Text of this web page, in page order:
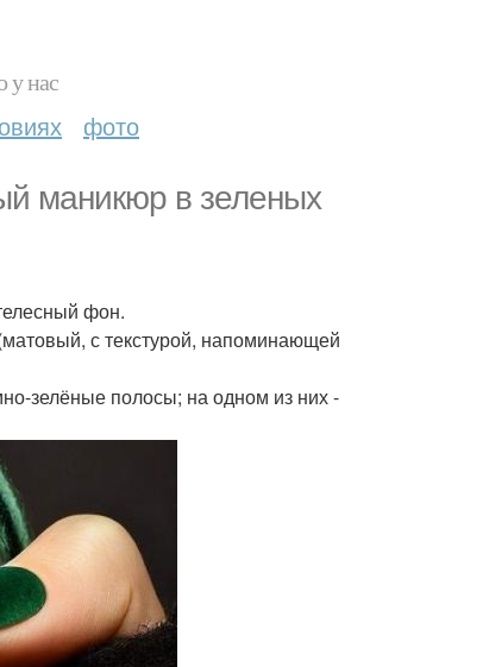
у нас
фото
маникюр в зеленых
фон.
с текстурой, напоминающей
зелёные полосы; на одном из них -